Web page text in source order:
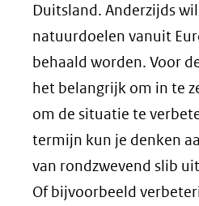
Duitsland. Anderzijds
natuurdoelen vanuit
behaald worden. Voor
het belangrijk om in te
om de situatie te
termijn kun je denken
van rondzwevend slib
Of bijvoorbeeld